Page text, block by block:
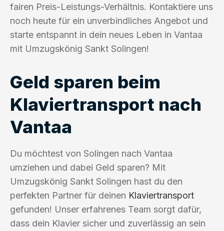
fairen Preis-Leistungs-Verhältnis. Kontaktiere uns
noch heute für ein unverbindliches Angebot und
starte entspannt in dein neues Leben in Vantaa
mit Umzugskönig Sankt Solingen!
Geld sparen beim
Klaviertransport nach
Vantaa
Du möchtest von Solingen nach Vantaa
umziehen und dabei Geld sparen? Mit
Umzugskönig Sankt Solingen hast du den
perfekten Partner für deinen Klaviertransport
gefunden! Unser erfahrenes Team sorgt dafür,
dass dein Klavier sicher und zuverlässig an sein